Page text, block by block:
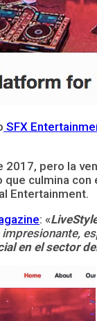
SFX
pero la
culmina
Entertainment.
: «
en el sector